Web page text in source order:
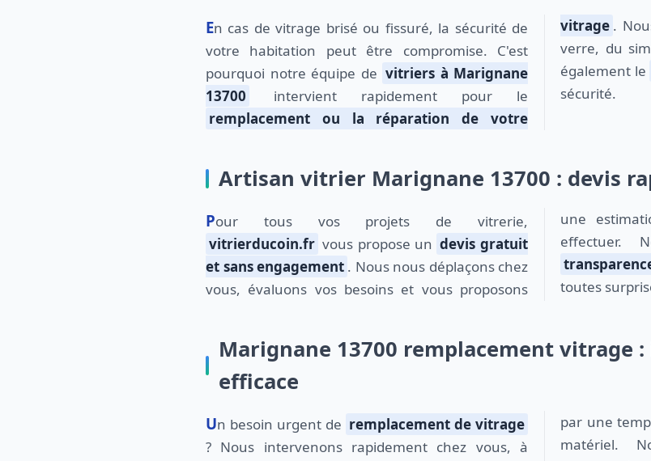
En cas de vitrage brisé ou fissuré, la sécurité de
votre habitation peut être compromise. C'est
pourquoi notre équipe de vitriers à Marignane
13700
intervient rapidement pour le
remplacement ou la réparation de votre
vitrage .
verre, du
également le
sécurité.
Artisan vitrier Marignane 13700 : devis
Pour tous vos projets de vitrerie,
vitrierducoin.fr vous propose un devis gratuit
et sans engagement . Nous nous déplaçons chez
vous, évaluons vos besoins et vous proposons
une
effectuer.
toutes
Marignane 13700 remplacement vitrage
efficace
Un besoin urgent de remplacement de vitrage
? Nous intervenons rapidement chez vous, à
par une
matériel.